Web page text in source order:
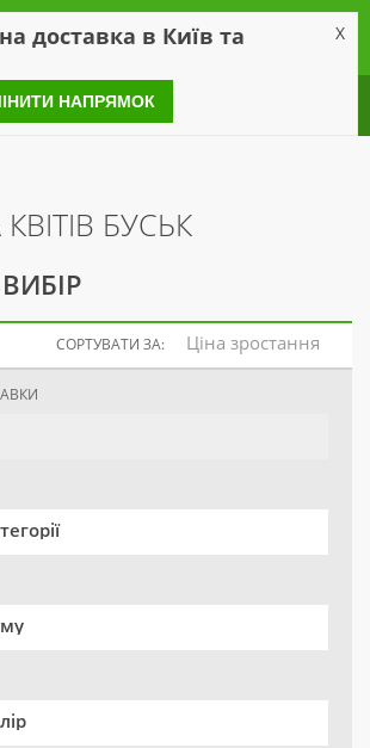
55
БУСЬК
СОРТУВАТИ ЗА: Ціна зростання
доставка в Київ та X
НАПРЯМОК